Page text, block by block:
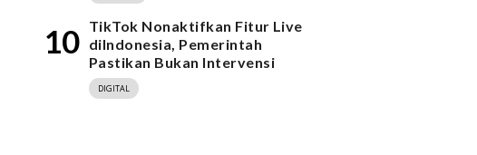
10 TikTok Nonaktifkan Fitur Live
diIndonesia, Pemerintah
Pastikan Bukan Intervensi
DIGITAL